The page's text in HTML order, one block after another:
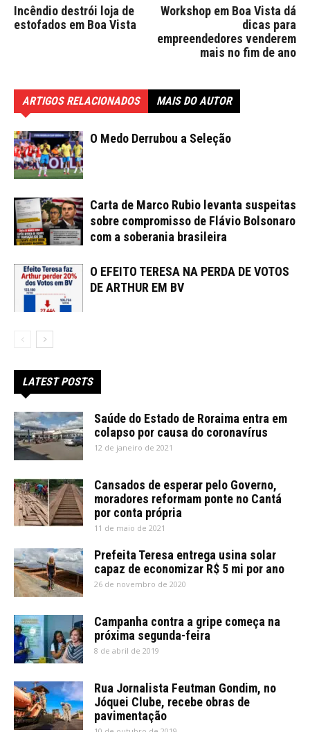
Incêndio destrói loja de
estofados em Boa Vista
Workshop em Boa Vista dá
dicas para
empreendedores venderem
mais no fim de ano
ARTIGOS RELACIONADOS MAIS DO AUTOR
O Medo Derrubou a Seleção
Carta de Marco Rubio levanta suspeitas
sobre compromisso de Flávio Bolsonaro
com a soberania brasileira
O EFEITO TERESA NA PERDA DE VOTOS
DE ARTHUR EM BV
LATEST POSTS
Saúde do Estado de Roraima entra em
colapso por causa do coronavírus
12 de janeiro de 2021
Cansados de esperar pelo Governo,
moradores reformam ponte no Cantá
por conta própria
11 de maio de 2021
Prefeita Teresa entrega usina solar
capaz de economizar R$ 5 mi por ano
26 de novembro de 2020
Campanha contra a gripe começa na
próxima segunda-feira
8 de abril de 2019
Rua Jornalista Feutman Gondim, no
Jóquei Clube, recebe obras de
pavimentação